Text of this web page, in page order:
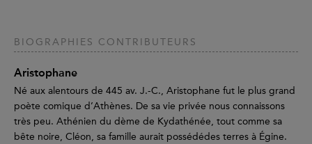
BIOGRAPHIES CONTRIBUTEURS
Aristophane
Né aux alentours de 445 av. J.-C., Aristophane fut le plus grand
poète comique d’Athènes. De sa vie privée nous connaissons
très peu. Athénien du dème de Kydathénée, tout comme sa
bête noire, Cléon, sa famille aurait possédédes terres à Égine.